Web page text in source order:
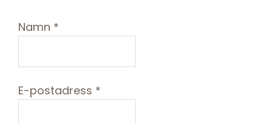
Namn *
E-postadress *